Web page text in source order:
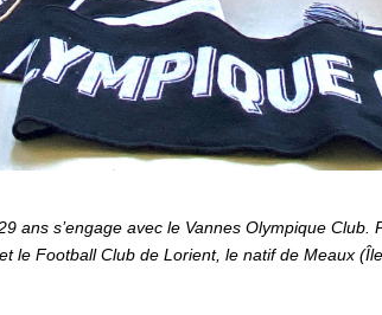
ans s’engage avec le Vannes Olympique Club.
le Football Club de Lorient, le natif de Meaux